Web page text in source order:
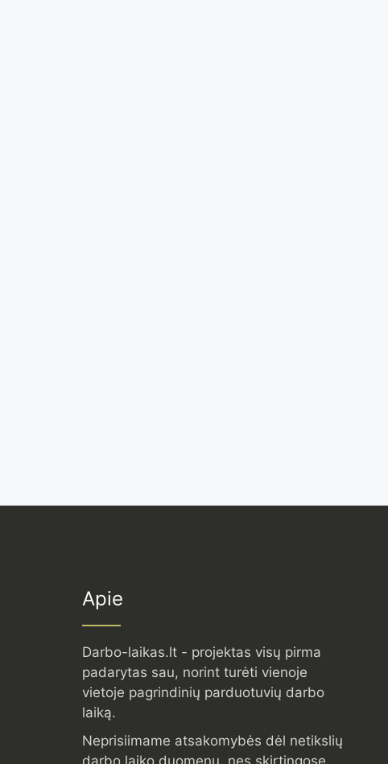
Apie
Darbo-laikas.lt - projektas visų pirma
padarytas sau, norint turėti vienoje
vietoje pagrindinių parduotuvių darbo
laiką.
Neprisiimame atsakomybės dėl netikslių
darbo laiko duomenų, nes skirtingose